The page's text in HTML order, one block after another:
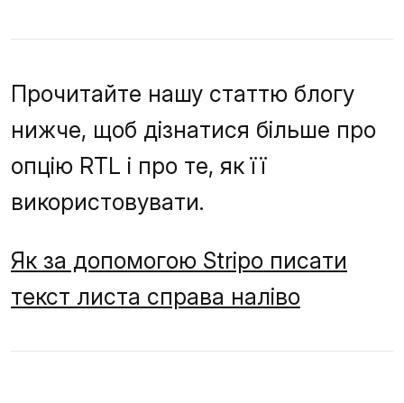
Прочитайте нашу статтю блогу
нижче, щоб дізнатися більше про
опцію RTL і про те, як її
використовувати.
Як за допомогою Stripo писати
текст листа справа наліво